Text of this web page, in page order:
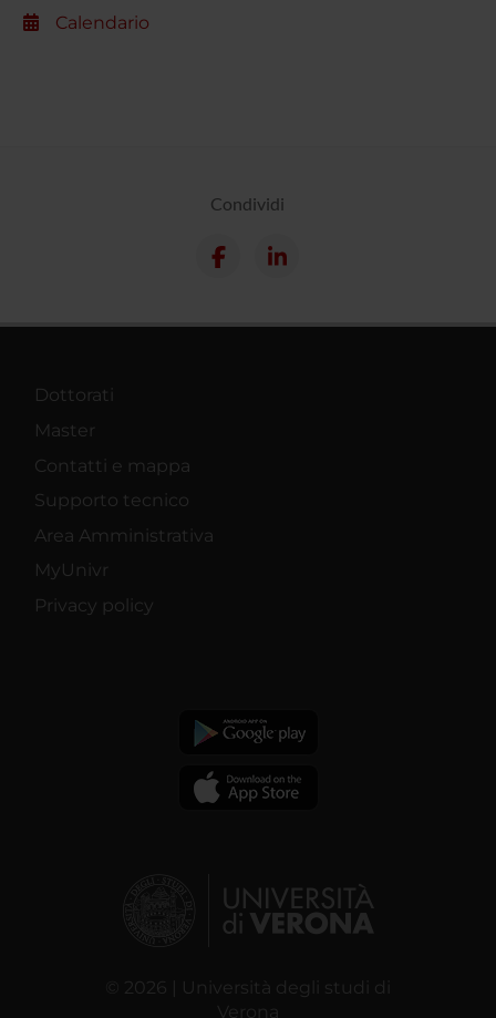
Calendario
Condividi
Dottorati
Master
Contatti e mappa
Supporto tecnico
Area Amministrativa
MyUnivr
Privacy policy
© 2026 | Università degli studi di
Verona